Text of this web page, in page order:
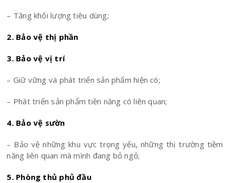
– Tăng khối lượng tiêu dùng;
2. Bảo vệ thị phần
3. Bảo vệ vị trí
– Giữ vững và phát triển sản phẩm hiện có;
– Phát triển sản phẩm tiền năng có liên quan;
4. Bảo vệ sườn
– Bảo vệ những khu vực trọng yếu, những thị trường tiềm
năng liên quan mà mình đang bỏ ngỏ;
5. Phòng thủ phủ đầu